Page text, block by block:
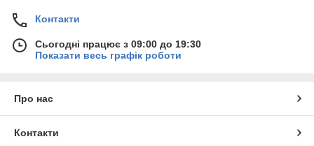
Контакти
Сьогодні працює з 09:00 до 19:30
Показати весь графік роботи
Про нас
Контакти